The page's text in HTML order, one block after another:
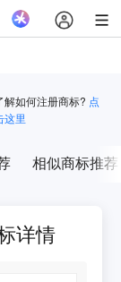
解如何注册商标? 点
这里
相似商标推荐
详情